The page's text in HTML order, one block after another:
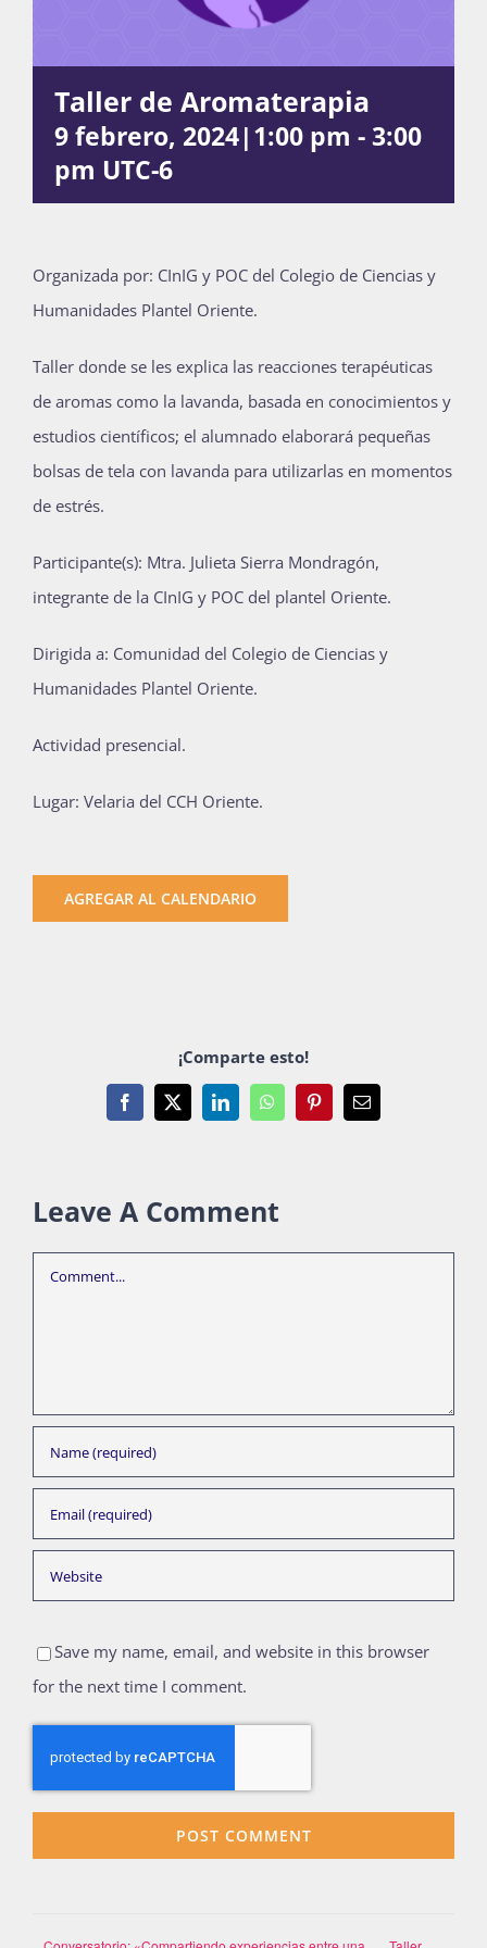
Súmate
Bienvenida generación 2027-1
Taller de Aromaterapia
9 febrero, 2024|1:00 pm -3:00
pm UTC-6
Organizada por: CInIG y POC del Colegio de Ciencias y
Humanidades Plantel Oriente.
Taller donde se les explica las reacciones terapéuticas
de aromas como la lavanda, basada en conocimientos y
estudios científicos; el alumnado elaborará pequeñas
bolsas de tela con lavanda para utilizarlas en momentos
de estrés.
Participante(s): Mtra. Julieta Sierra Mondragón,
integrante de la CInIG y POC del plantel Oriente.
Dirigida a: Comunidad del Colegio de Ciencias y
Humanidades Plantel Oriente.
Actividad presencial.
Lugar: Velaria del CCH Oriente.
AGREGAR AL CALENDARIO
¡Comparte esto!
Facebook
X LinkedInWhatsAppPinterestEmail
Leave A Comment
Comment
Save my name, email, and website in this browser
for the next time I comment.